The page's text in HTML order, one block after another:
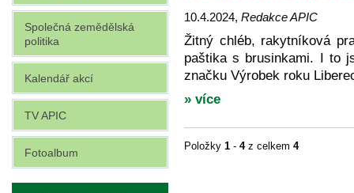
10.4.2024, Redakce APIC
Žitný chléb, rakytníková
paštika s brusinkami. I to
značku Výrobek roku
» více
Položky 1 - 4z celkem 4
Společná zemědělská
politika
Kalendář akcí
TV APIC
Fotoalbum